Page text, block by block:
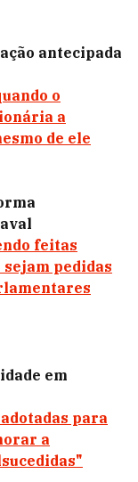
antecipada
o
a
de ele
feitas
pedidas
em
para
a